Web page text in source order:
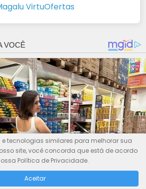
VirtuOfertas
e tecnologias similares para melhorar sua
site, você concorda que está de acordo
Política de Privacidade.
Aceitar